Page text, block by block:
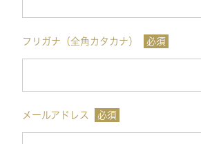
フリガナ（全角カタカナ） 必須
メールアドレス 必須